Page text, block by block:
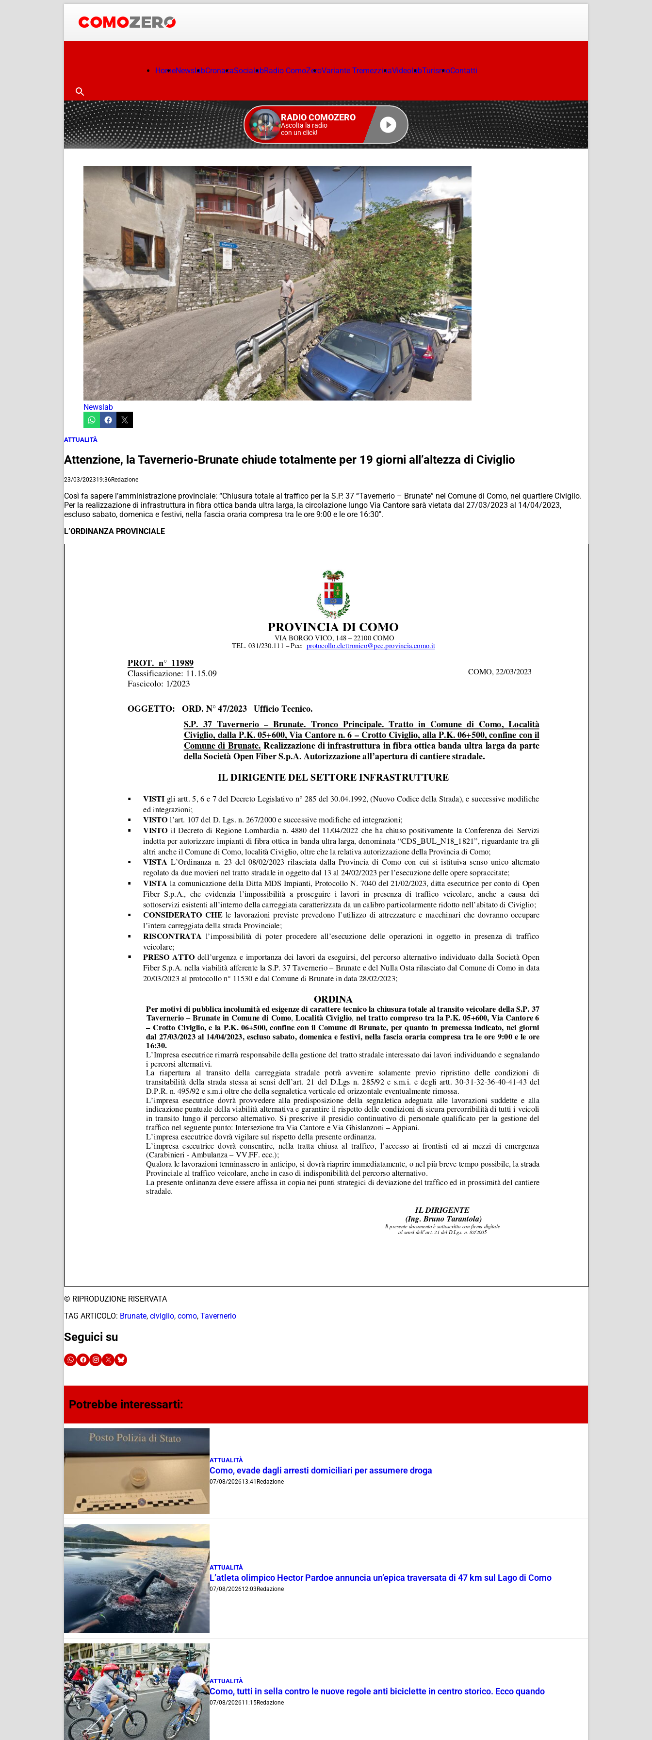
HomeNewslabCronacaSocialabRadio ComoZeroVariante TremezzinaVideolabTurismoContatti
RADIO COMOZERO
Ascolta la radio
con un click!
Newslab
ATTUALITÀ
Attenzione, la Tavernerio-Brunate chiude totalmente per 19 giorni all’altezza di Civiglio
23/03/202319:36Redazione
Così fa sapere l’amministrazione provinciale: “Chiusura totale al traffico per la S.P. 37 “Tavernerio – Brunate” nel Comune di Como, nel quartiere Civiglio.
Per la realizzazione di infrastruttura in fibra ottica banda ultra larga, la circolazione lungo Via Cantore sarà vietata dal 27/03/2023 al 14/04/2023,
escluso sabato, domenica e festivi, nella fascia oraria compresa tra le ore 9:00 e le ore 16:30″.
L’ORDINANZA PROVINCIALE
© RIPRODUZIONE RISERVATA
TAG ARTICOLO: Brunate, civiglio, como, Tavernerio
Seguici su
Potrebbe interessarti:
ATTUALITÀ
Como, evade dagli arresti domiciliari per assumere droga
07/08/202613:41 Redazione
ATTUALITÀ
L’atleta olimpico Hector Pardoe annuncia un’epica traversata di 47 km sul Lago di Como
07/08/202612:03 Redazione
ATTUALITÀ
Como, tutti in sella contro le nuove regole anti biciclette in centro storico. Ecco quando
07/08/202611:15Redazione